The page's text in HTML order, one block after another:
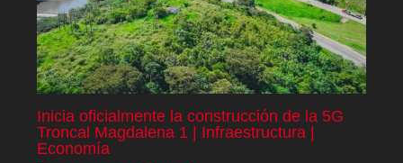
Inicia oficialmente la construcción de la 5G
Troncal Magdalena 1 | Infraestructura |
Economía